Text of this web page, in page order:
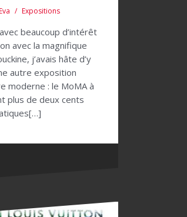
Expositions
beaucoup d’intérêt
avec la magnifique
j’avais hâte d’y
autre exposition
moderne : le MoMA à
plus de deux cents